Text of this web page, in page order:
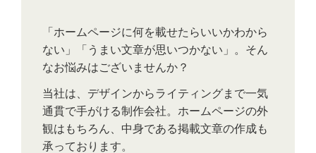
「ホームページに何を載せたらいいかわから
ない」「うまい文章が思いつかない」。そん
なお悩みはございませんか？
当社は、デザインからライティングまで一気
通貫で手がける制作会社。ホームページの外
観はもちろん、中身である掲載文章の作成も
承っております。